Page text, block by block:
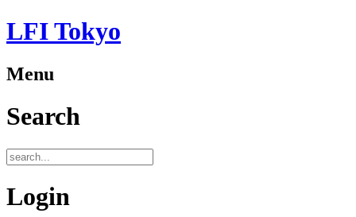
LFI Tokyo
Menu
Search
Login